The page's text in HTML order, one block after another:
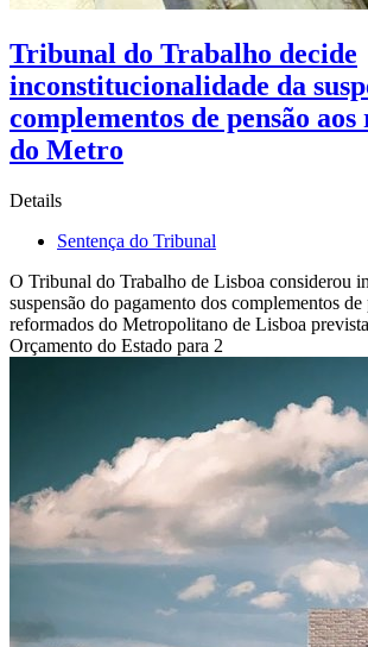
Tribunal do Trabalho decide
inconstitucionalidade da
complementos de pensão
do Metro
Details
Sentença do Tribunal
O Tribunal do Trabalho de Lisboa considerou
suspensão do pagamento dos complementos de
reformados do Metropolitano de Lisboa
Orçamento do Estado para 2